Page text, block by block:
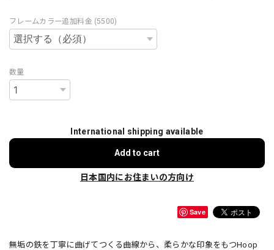
フレームカラー追加料金 (5500)
数量
International shipping available
Add to cart
日本国内にお住まいの方向け
Save
無垢の鉄を丁寧に曲げてつくる曲線から、柔らかな印象をもつHoop